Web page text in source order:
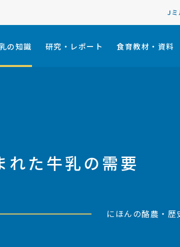
Jミ
の知識 研究・レポート 食育教材・資料
た牛乳の需要
にほんの酪農・